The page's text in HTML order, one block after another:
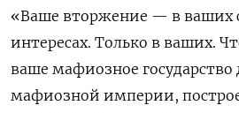
«Ваше вторжение — в ваших
интересах. Только в ваших.
ваше мафиозное государство
мафиозной империи,